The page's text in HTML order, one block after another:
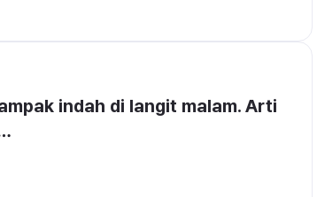
indah di langit malam. Arti